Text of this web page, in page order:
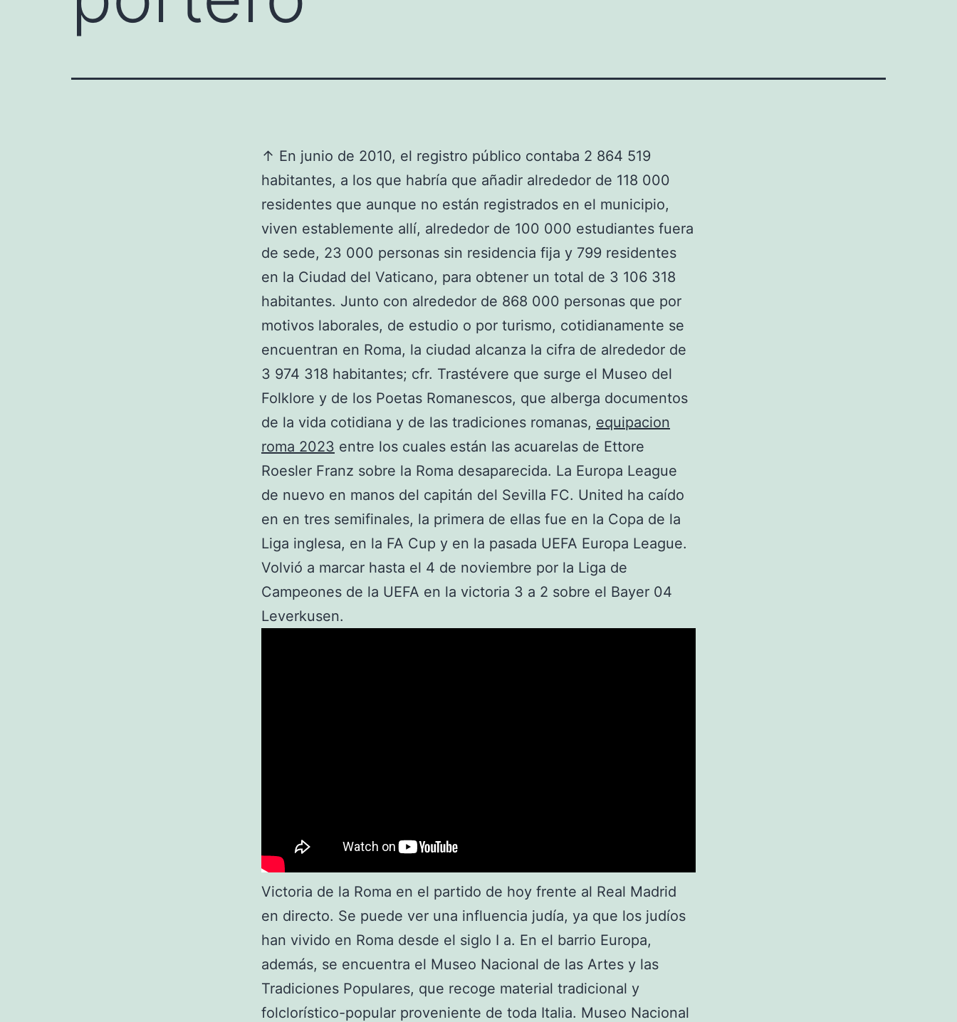
↑ En junio de 2010, el registro público contaba 2 864 519
habitantes, a los que habría que añadir alrededor de 118 000
residentes que aunque no están registrados en el municipio,
viven establemente allí, alrededor de 100 000 estudiantes fuera
de sede, 23 000 personas sin residencia fija y 799 residentes
en la Ciudad del Vaticano, para obtener un total de 3 106 318
habitantes. Junto con alrededor de 868 000 personas que por
motivos laborales, de estudio o por turismo, cotidianamente se
encuentran en Roma, la ciudad alcanza la cifra de alrededor de
3 974 318 habitantes; cfr. Trastévere que surge el Museo del
Folklore y de los Poetas Romanescos, que alberga documentos
de la vida cotidiana y de las tradiciones romanas, equipacion
roma 2023 entre los cuales están las acuarelas de Ettore
Roesler Franz sobre la Roma desaparecida. La Europa League
de nuevo en manos del capitán del Sevilla FC. United ha caído
en en tres semifinales, la primera de ellas fue en la Copa de la
Liga inglesa, en la FA Cup y en la pasada UEFA Europa League.
Volvió a marcar hasta el 4 de noviembre por la Liga de
Campeones de la UEFA en la victoria 3 a 2 sobre el Bayer 04
Leverkusen.
Victoria de la Roma en el partido de hoy frente al Real Madrid
en directo. Se puede ver una influencia judía, ya que los judíos
han vivido en Roma desde el siglo I a. En el barrio Europa,
además, se encuentra el Museo Nacional de las Artes y las
Tradiciones Populares, que recoge material tradicional y
folclorístico-popular proveniente de toda Italia. Museo Nacional